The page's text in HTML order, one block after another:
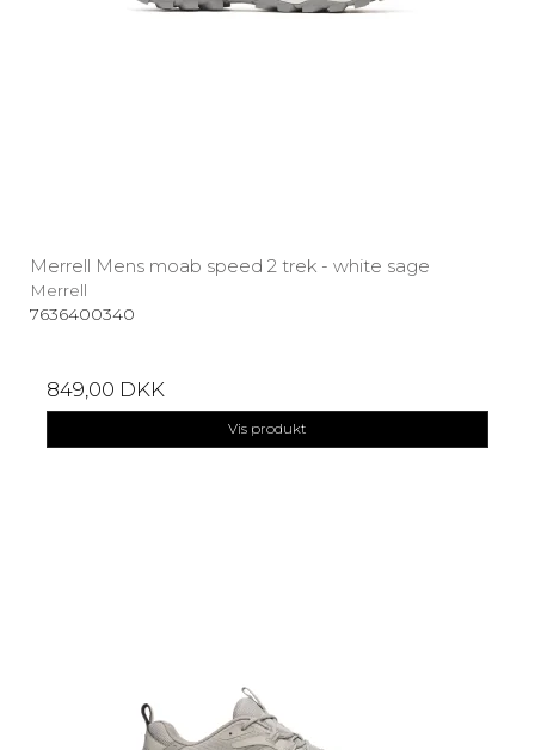
Merrell Mens moab speed 2 trek - white sage
Merrell
7636400340
849,00 DKK
Vis produkt